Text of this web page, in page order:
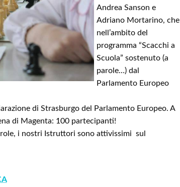
Andrea Sanson e
Adriano Mortarino, che
nell’ambito del
programma “Scacchi a
Scuola” sostenuto (a
parole…) dal
Parlamento Europeo
di Strasburgo del Parlamento Europeo. A
di Magenta: 100 partecipanti!
i nostri Istruttori sono attivissimi sul